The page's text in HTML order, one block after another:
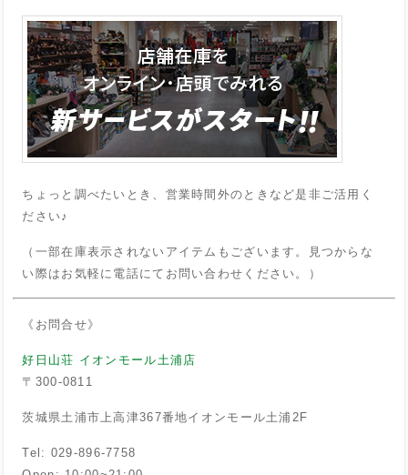
ちょっと調べたいとき、営業時間外のときなど是非ご活用く
ださい♪
（一部在庫表示されないアイテムもございます。見つからな
い際はお気軽に電話にてお問い合わせください。）
《お問合せ》
好日山荘 イオンモール土浦店
〒300-0811
茨城県土浦市上高津367番地イオンモール土浦2F
Tel: 029-896-7758